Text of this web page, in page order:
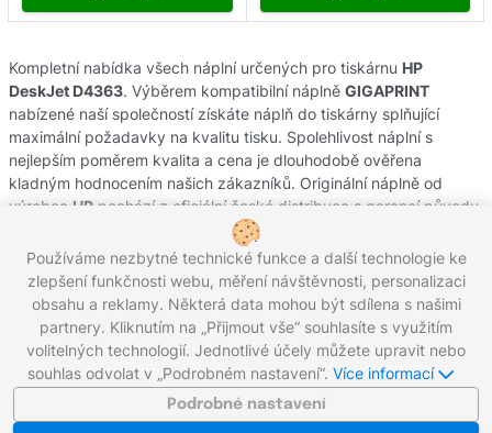
Kompletní nabídka všech náplní určených pro tiskárnu HP
DeskJet D4363. Výběrem kompatibilní náplně GIGAPRINT
nabízené naší společností získáte náplň do tiskárny splňující
maximální požadavky na kvalitu tisku. Spolehlivost náplní s
nejlepším poměrem kvalita a cena je dlouhodobě ověřena
kladným hodnocením našich zákazníků. Originální náplně od
výrobce HP pochází z oficiální české distribuce s garancí původu.
Potřebujete-li poradit s výběrem náplní do Vaší tiskárny, obraťte
se na náš zákaznický servis, kde Vám rádi pomůžeme.
Zavolejte nám zdarma: 800 203 100
Pracovní dny 8:00 - 17:00
Napište nám:info@gigaprint.cz©2026 gigaprint.cz
Používáme nezbytné technické funkce a další technologie ke
zlepšení funkčnosti webu, měření návštěvnosti, personalizaci
obsahu a reklamy. Některá data mohou být sdílena s našimi
partnery. Kliknutím na „Přijmout vše“ souhlasíte s využitím
volitelných technologií. Jednotlivé účely můžete upravit nebo
souhlas odvolat v „Podrobném nastavení“. Více informací
Podrobné nastavení